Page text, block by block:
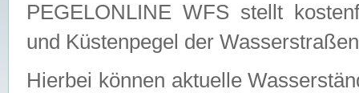
PEGELONLINE WFS stellt
und Küstenpegel der
Hierbei können aktuelle